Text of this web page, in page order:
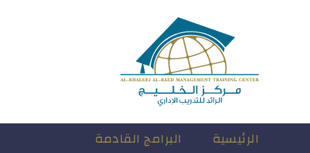
الرئيسية البرامج القادمة